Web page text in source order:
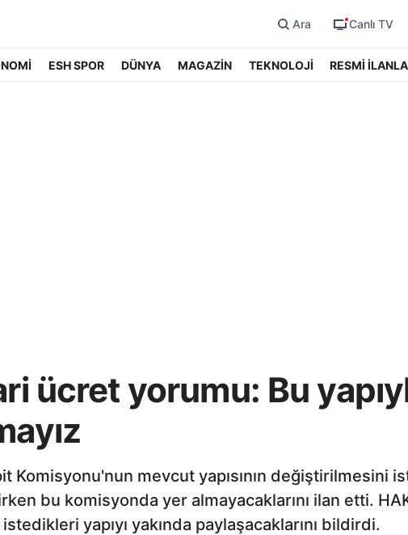
Ara Canlı TV
ESH SPOR DÜNYA MAGAZİN TEKNOLOJİ RESMİ
ücret yorumu: Bu
Komisyonu'nun mevcut yapısının değiştirilmesini
bu komisyonda yer almayacaklarını ilan etti.
yapıyı yakında paylaşacaklarını bildirdi.